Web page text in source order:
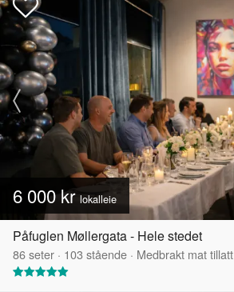
6 000 kr lokalleie
Påfuglen Møllergata - Hele stedet
86seter · 103 stående · Medbrakt mat tillatt